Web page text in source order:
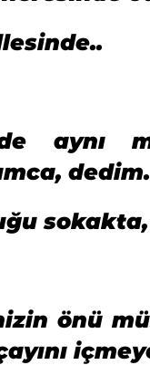
aynı
dedim.
önü